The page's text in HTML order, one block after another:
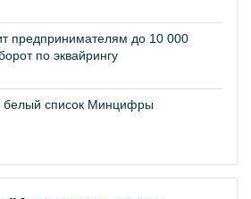
предпринимателям до 10 000
по эквайрингу
белый список Минцифры